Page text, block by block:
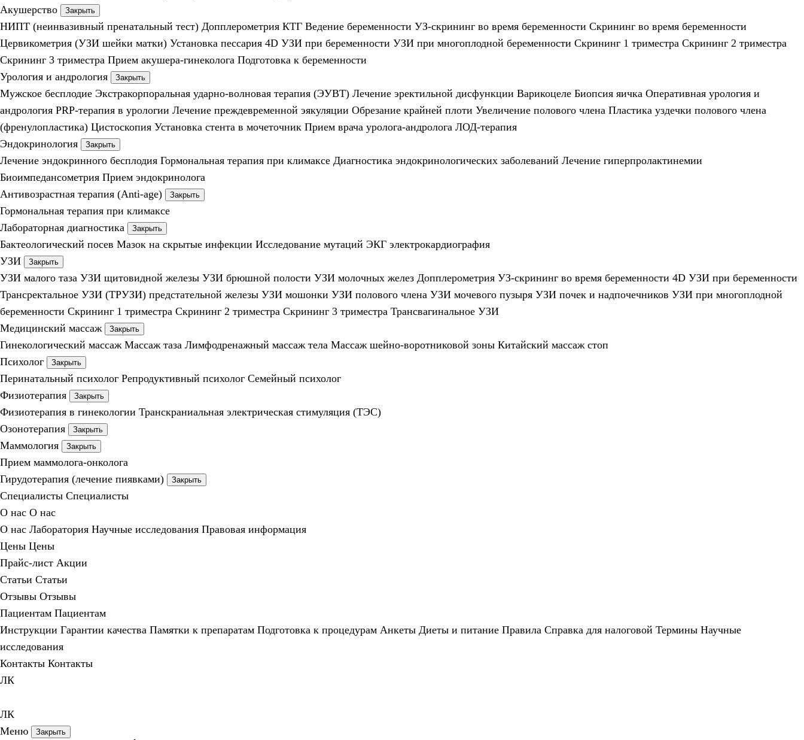
Акушерство
Закрыть
НИПТ (неинвазивный пренатальный тест) Допплерометрия КТГ Ведение беременности УЗ-скрининг во время беременности Скрининг во время беременности
Цервикометрия (УЗИ шейки матки) Установка пессария 4D УЗИ при беременности УЗИ при многоплодной беременности Скрининг 1 триместра Скрининг 2 триместра
Скрининг 3 триместра Прием акушера-гинеколога Подготовка к беременности
Урология и андрология
Закрыть
Мужское бесплодие Экстракорпоральная ударно-волновая терапия (ЭУВТ) Лечение эректильной дисфункции Варикоцеле Биопсия яичка Оперативная урология и
андрология PRP-терапия в урологии Лечение преждевременной эякуляции Обрезание крайней плоти Увеличение полового члена Пластика уздечки полового члена
(френулопластика) Цистоскопия Установка стента в мочеточник Прием врача уролога-андролога ЛОД-терапия
Эндокринология
Закрыть
Лечение эндокринного бесплодия Гормональная терапия при климаксе Диагностика эндокринологических заболеваний Лечение гиперпролактинемии
Биоимпедансометрия Прием эндокринолога
Антивозрастная терапия (Anti-age)
Закрыть
Гормональная терапия при климаксе
Лабораторная диагностика
Закрыть
Бактеологический посев Мазок на скрытые инфекции Исследование мутаций ЭКГ электрокардиография
УЗИ
Закрыть
УЗИ малого таза УЗИ щитовидной железы УЗИ брюшной полости УЗИ молочных желез Допплерометрия УЗ-скрининг во время беременности 4D УЗИ при беременности
Трансректальное УЗИ (ТРУЗИ) предстательной железы УЗИ мошонки УЗИ полового члена УЗИ мочевого пузыря УЗИ почек и надпочечников УЗИ при многоплодной
беременности Скрининг 1 триместра Скрининг 2 триместра Скрининг 3 триместра Трансвагинальное УЗИ
Медицинский массаж
Закрыть
Гинекологический массаж Массаж таза Лимфодренажный массаж тела Массаж шейно-воротниковой зоны Китайский массаж стоп
Психолог
Закрыть
Перинатальный психолог Репродуктивный психолог Семейный психолог
Физиотерапия
Закрыть
Физиотерапия в гинекологии Транскраниальная электрическая стимуляция (ТЭС)
Озонотерапия
Закрыть
Маммология Закрыть
Прием маммолога-онколога
Гирудотерапия (лечение пиявками)
Закрыть
Специалисты Специалисты
О нас О нас
О нас Лаборатория Научные исследования Правовая информация
Цены Цены
Прайс-лист Акции
Статьи Статьи
Отзывы Отзывы
Пациентам Пациентам
Инструкции Гарантии качества Памятки к препаратам Подготовка к процедурам Анкеты Диеты и питание Правила Справка для налоговой Термины Научные
исследования
Контакты Контакты
ЛК
ЛК
Меню
Закрыть